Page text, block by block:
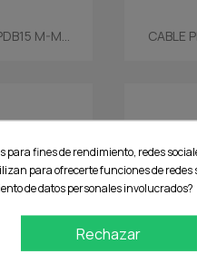
M-M... CABLE
para fines de rendimiento, redes
para ofrecerte funciones de
de datos personales involucrados?
Rechazar